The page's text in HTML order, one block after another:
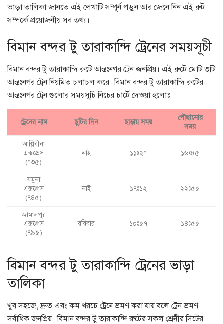
ভাড়া তালিকা জানতে এই লেখাটি সম্পূর্ন পড়ুন আর জেনে নিন এই রুট
সম্পর্কে প্রয়োজনীয় সব তথ্য।
বিমান বন্দর টু তারাকান্দি ট্রেনের সময়সূচী
বিমান বন্দর টু তারাকান্দি রুটে আন্তঃনগর ট্রেন জনপ্রিয়। এই রুটে মোট ৩টি
আন্তঃনগর ট্রেন নিয়মিত চলাচল করে। বিমান বন্দর টু তারাকান্দি রুটের
আন্তঃনগর ট্রেন গুলোর সময়সূচি নিচের চার্টে দেওয়া হলোঃ
ট্রেনের নাম ছুটির দিন ছাড়ায় সময়
পৌছানোর
সময়
আগ্নিবীনা
এক্সপ্রেস
(৭৩৫)
নাই ১১ঃ২৭ ১৬ঃ৪৫
যমুনা
এক্সপ্রেস
(৭৪৫)
নাই ১৭ঃ১২ ২২ঃ৫৫
জামালপুর
এক্সপ্রেস
(৭৯৯)
রবিবার ১০ঃ৫৭ ১৪ঃ৫৫
বিমান বন্দর টু তারাকান্দি ট্রেনের ভাড়া
তালিকা
খুব সহজে, দ্রুত এবং কম খরচে ট্রেনে ভ্রমণ করা যায় বলে ট্রেন ভ্রমণ
সর্বাধিক জনপ্রিয়। বিমান বন্দর টু তারাকান্দি রুটের সকল শ্রেনীর সিটের